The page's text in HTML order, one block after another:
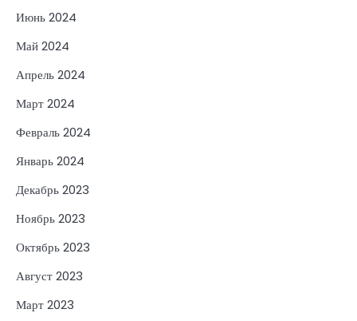
Июнь 2024
Май 2024
Апрель 2024
Март 2024
Февраль 2024
Январь 2024
Декабрь 2023
Ноябрь 2023
Октябрь 2023
Август 2023
Март 2023